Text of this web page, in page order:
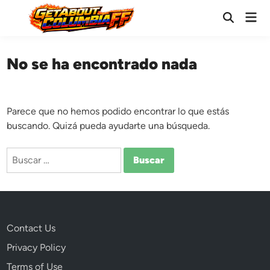
contenido
Abrir
No se ha encontrado nada
Parece que no hemos podido encontrar lo que estás
buscando. Quizá pueda ayudarte una búsqueda.
Buscar:
Contact Us
Privacy Policy
Terms of Use